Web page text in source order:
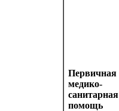
Первичная
медико-
санитарная
помощь